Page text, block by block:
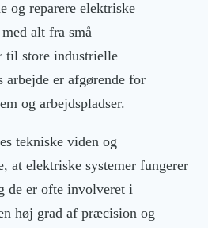
og reparere elektriske
alt fra små
til store industrielle
arbejde er afgørende for
og arbejdspladser.
tekniske viden og
at elektriske systemer fungerer
de er ofte involveret i
høj grad af præcision og